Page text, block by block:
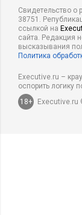
Свидетельство о
38751.
ссылкой на
сайта. Редакция
высказывания
Политика
Executive.ru –
оспорить логику
18+
Executive.ru